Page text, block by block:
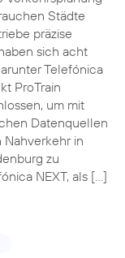
Städte
präzise
sich acht
Telefónica
ProTrain
um mit
Datenquellen
in
zu
NEXT, als […]